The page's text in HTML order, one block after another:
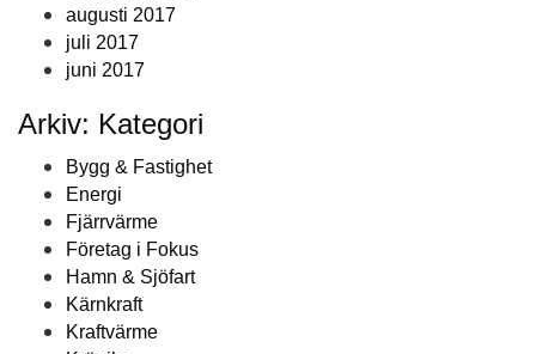
augusti 2017
juli 2017
juni 2017
Arkiv: Kategori
Bygg & Fastighet
Energi
Fjärrvärme
Företag i Fokus
Hamn & Sjöfart
Kärnkraft
Kraftvärme